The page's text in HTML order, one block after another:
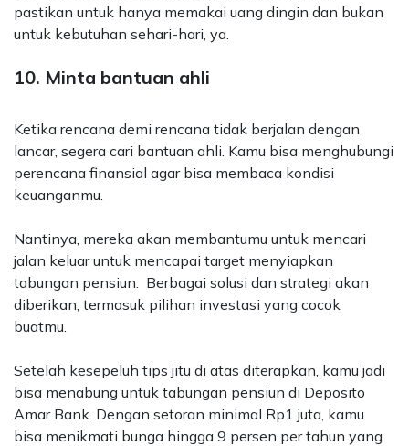
pastikan untuk hanya memakai uang dingin dan bukan
untuk kebutuhan sehari-hari, ya.
10. Minta bantuan ahli
Ketika rencana demi rencana tidak berjalan dengan
lancar, segera cari bantuan ahli. Kamu bisa menghubungi
perencana finansial agar bisa membaca kondisi
keuanganmu.
Nantinya, mereka akan membantumu untuk mencari
jalan keluar untuk mencapai target menyiapkan
tabungan pensiun. Berbagai solusi dan strategi akan
diberikan, termasuk pilihan investasi yang cocok
buatmu.
Setelah kesepeluh tips jitu di atas diterapkan, kamu jadi
bisa menabung untuk tabungan pensiun di Deposito
Amar Bank. Dengan setoran minimal Rp1 juta, kamu
bisa menikmati bunga hingga 9 persen per tahun yang